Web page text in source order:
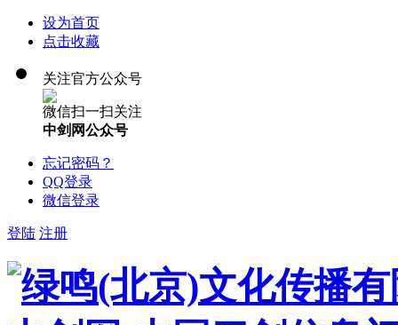
设为首页
点击收藏
关注官方公众号
微信扫一扫关注
中剑网公众号
忘记密码？
QQ登录
微信登录
登陆 注册